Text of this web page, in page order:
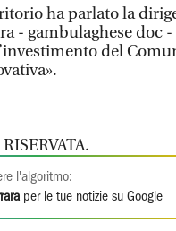
ha parlato la
- gambulaghese doc -
del
l'algoritmo:
per le tue notizie su Google